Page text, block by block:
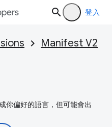
登入
Manifest V2
你偏好的語言，但可能會出